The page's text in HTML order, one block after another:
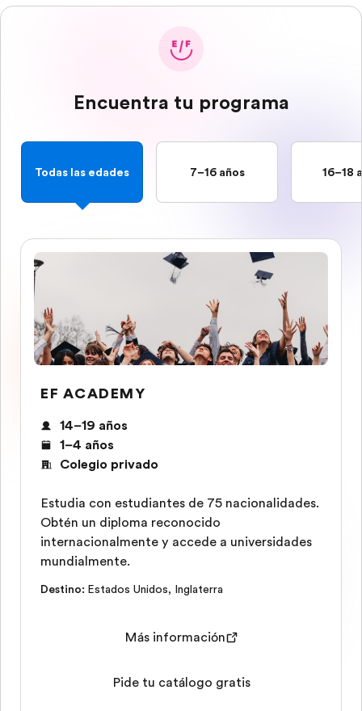
Encuentra tu programa
Todas las edades 7–16 años 16–18
EF ACADEMY
14–19 años
1–4 años
Colegio privado
Estudia con estudiantes de 75 nacionalidades.
Obtén un diploma reconocido
internacionalmente y accede a universidades
mundialmente.
Destino: Estados Unidos, Inglaterra
Más información
Pide tu catálogo gratis